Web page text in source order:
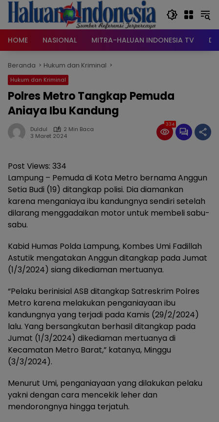
Langsung
konten
HOME
NASIONAL MITRA-HALUAN INDONESIA TV
Beranda Hukum dan Kriminal
Hukum dan Kriminal
Polres Metro Tangkap Pemuda
Aniaya Ibu Kandung
Duldul
2 Min Baca
3 Maret 2024
334
Post Views: 334
Lampung – Pemuda di Kota Metro bernama Anggun
Setia Budi (19) ditangkap polisi. Dia diamankan
karena menganiaya ibu kandungnya sendiri setelah
dilarang menggadaikan motor untuk membeli sabu-
sabu.
Kabid Humas Polda Lampung, Kombes Umi Fadillah
Astutik mengatakan Anggun ditangkap pada Jumat
(1/3/2024) siang dikediaman mertuanya.
“Pelaku berinisial ASB ditangkap Satreskrim Polres
Metro karena melakukan penganiayaan ibu
kandungnya yang terjadi pada Kamis (29/2/2024)
lalu. Yang bersangkutan berhasil ditangkap pada
Jumat (1/3/2024) dikediaman mertuanya di
Kecamatan Metro Barat,” katanya, Minggu
(3/3/2024).
Menurut Umi, penganiayaan yang dilakukan pelaku
yakni dengan cara mencekik leher dan
mendorongnya hingga terjatuh.